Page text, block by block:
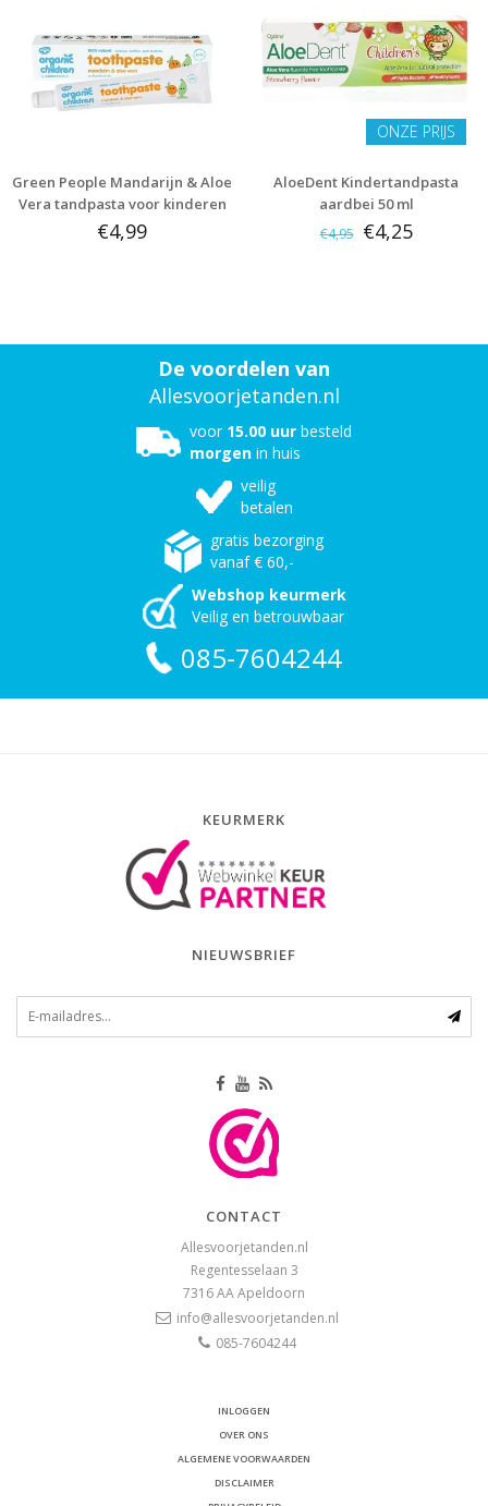
Green People Mandarijn & Aloe
Vera tandpasta voor kinderen
50 ml
€4,99
ONZE PRIJS
AloeDent Kindertandpasta
aardbei 50 ml
€4,95 €4,25
De voordelen van
Allesvoorjetanden.nl
voor 15.00 uur besteld
morgen in huis
veilig
betalen
gratis bezorging
vanaf € 60,-
Webshop keurmerk
Veilig en betrouwbaar
085-7604244
KEURMERK
NIEUWSBRIEF
CONTACT
Allesvoorjetanden.nl
Regentesselaan 3
7316 AAApeldoorn
info@allesvoorjetanden.nl
085-7604244
INLOGGEN
OVER ONS
ALGEMENE VOORWAARDEN
DISCLAIMER